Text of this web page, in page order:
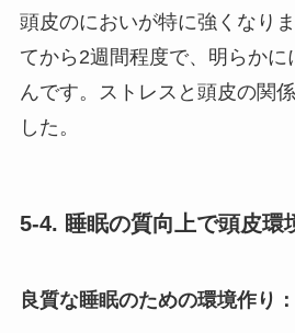
頭皮のにおいが特に強くなり
てから2週間程度で、明らかに
んです。ストレスと頭皮の関
した。
5-4. 睡眠の質向上で頭皮環
良質な睡眠のための環境作り：